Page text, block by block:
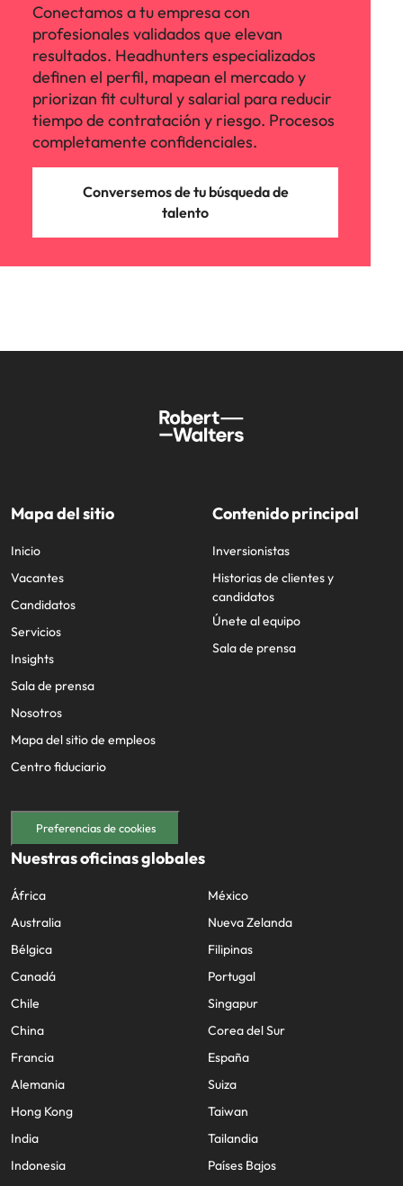
Conectamos a tu empresa con
profesionales validados que elevan
resultados. Headhunters especializados
definen el perfil, mapean el mercado y
priorizan fit cultural y salarial para reducir
tiempo de contratación y riesgo. Procesos
completamente confidenciales.
Conversemos de tu búsqueda de
talento
Mapa del sitio
Inicio
Vacantes
Candidatos
Servicios
Insights
Sala de prensa
Nosotros
Mapa del sitio de empleos
Centro fiduciario
Contenido principal
Inversionistas
Historias de clientes y
candidatos
Únete al equipo
Sala de prensa
Preferencias de cookies
Nuestras oficinas globales
África
Australia
Bélgica
Canadá
Chile
China
Francia
Alemania
Hong Kong
India
Indonesia
México
Nueva Zelanda
Filipinas
Portugal
Singapur
Corea del Sur
España
Suiza
Taiwan
Tailandia
Países Bajos